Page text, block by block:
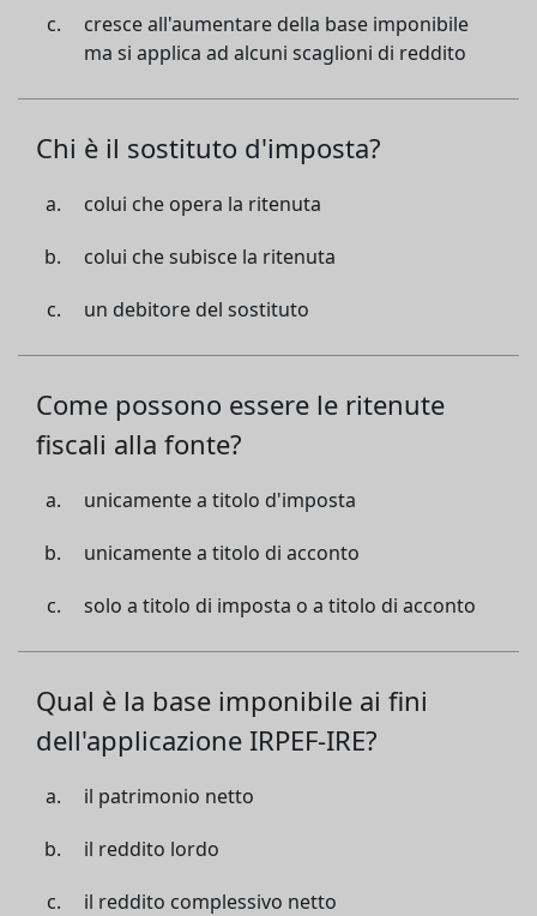
cresce all'aumentare della base imponibile
ma si applica ad alcuni scaglioni di reddito
Chi è il sostituto d'imposta?
colui che opera la ritenuta
colui che subisce la ritenuta
un debitore del sostituto
Come possono essere le ritenute
fiscali alla fonte?
unicamente a titolo d'imposta
unicamente a titolo di acconto
solo a titolo di imposta o a titolo di acconto
Qual è la base imponibile ai fini
dell'applicazione IRPEF-IRE?
il patrimonio netto
il reddito lordo
il reddito complessivo netto